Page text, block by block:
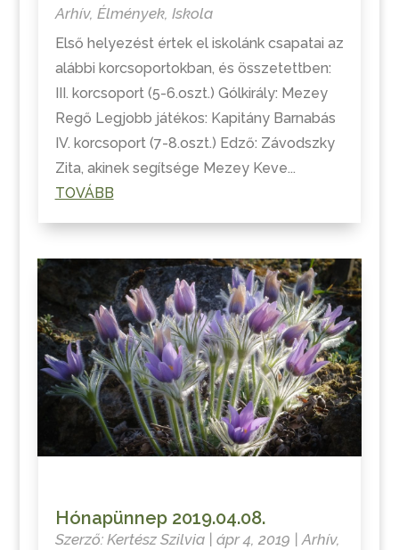
Arhív, Élmények, Iskola
Első helyezést értek el iskolánk csapatai az
alábbi korcsoportokban, és összetettben:
III. korcsoport (5-6.oszt.) Gólkirály: Mezey
Regő Legjobb játékos: Kapitány Barnabás
IV. korcsoport (7-8.oszt.) Edző: Závodszky
Zita, akinek segítsége Mezey Keve...
TOVÁBB
Hónapünnep 2019.04.08.
Szerző: Kertész Szilvia| ápr 4, 2019 |Arhív,